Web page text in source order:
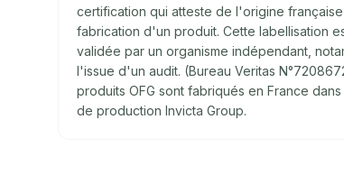
certification qui atteste de l'origine
fabrication d'un produit. Cette labellisation
validée par un organisme indépendant,
l'issue d'un audit. (Bureau Veritas
produits OFG sont fabriqués en France dans
de production Invicta Group.